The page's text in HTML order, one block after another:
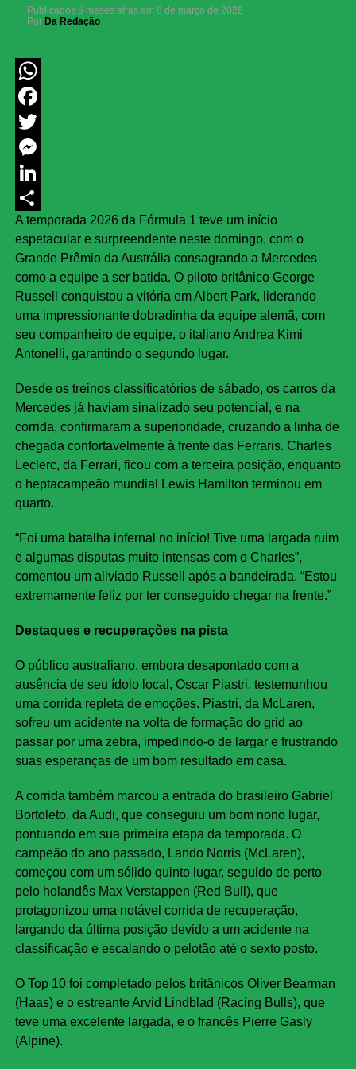
Publicados 5 meses atrás em 8 de março de 2026
Por Da Redação
WhatsApp
Facebook
Twitter
Messenger
LinkedIn
Share
A temporada 2026 da Fórmula 1 teve um início
espetacular e surpreendente neste domingo, com o
Grande Prêmio da Austrália consagrando a Mercedes
como a equipe a ser batida. O piloto britânico George
Russell conquistou a vitória em Albert Park, liderando
uma impressionante dobradinha da equipe alemã, com
seu companheiro de equipe, o italiano Andrea Kimi
Antonelli, garantindo o segundo lugar.
Desde os treinos classificatórios de sábado, os carros da
Mercedes já haviam sinalizado seu potencial, e na
corrida, confirmaram a superioridade, cruzando a linha de
chegada confortavelmente à frente das Ferraris. Charles
Leclerc, da Ferrari, ficou com a terceira posição, enquanto
o heptacampeão mundial Lewis Hamilton terminou em
quarto.
“Foi uma batalha infernal no início! Tive uma largada ruim
e algumas disputas muito intensas com o Charles”,
comentou um aliviado Russell após a bandeirada. “Estou
extremamente feliz por ter conseguido chegar na frente.”
Destaques e recuperações na pista
O público australiano, embora desapontado com a
ausência de seu ídolo local, Oscar Piastri, testemunhou
uma corrida repleta de emoções. Piastri, da McLaren,
sofreu um acidente na volta de formação do grid ao
passar por uma zebra, impedindo-o de largar e frustrando
suas esperanças de um bom resultado em casa.
A corrida também marcou a entrada do brasileiro Gabriel
Bortoleto, da Audi, que conseguiu um bom nono lugar,
pontuando em sua primeira etapa da temporada. O
campeão do ano passado, Lando Norris (McLaren),
começou com um sólido quinto lugar, seguido de perto
pelo holandês Max Verstappen (Red Bull), que
protagonizou uma notável corrida de recuperação,
largando da última posição devido a um acidente na
classificação e escalando o pelotão até o sexto posto.
O Top 10 foi completado pelos britânicos Oliver Bearman
(Haas) e o estreante Arvid Lindblad (Racing Bulls), que
teve uma excelente largada, e o francês Pierre Gasly
(Alpine).